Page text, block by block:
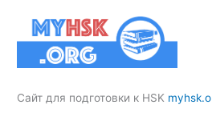
Сайт для подготовки к HSK